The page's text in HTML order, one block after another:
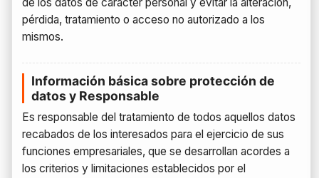
pérdida, tratamiento o acceso no autorizado a los
mismos.
Información básica sobre protección de
datos y Responsable
Es responsable del tratamiento de todos aquellos datos
recabados de los interesados para el ejercicio de sus
funciones empresariales, que se desarrollan acordes a
los criterios y limitaciones establecidos por el